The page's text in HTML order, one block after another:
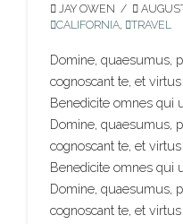
JAY OWEN
CALIFORNIA
TRAVEL
Domine, quaesumus,
cognoscant te, et
Benedicite omnes qui
Domine, quaesumus,
cognoscant te, et
Benedicite omnes qui
Domine, quaesumus,
cognoscant te, et